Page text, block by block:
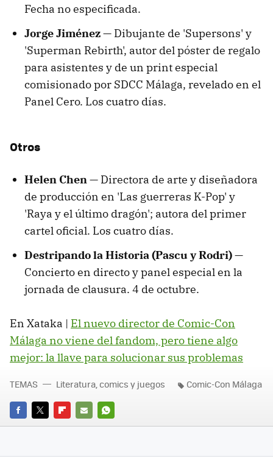
Fecha no especificada.
Jorge Jiménez — Dibujante de 'Supersons' y
'Superman Rebirth', autor del póster de regalo
para asistentes y de un print especial
comisionado por SDCC Málaga, revelado en el
Panel Cero. Los cuatro días.
Otros
Helen Chen — Directora de arte y diseñadora
de producción en 'Las guerreras K-Pop' y
'Raya y el último dragón'; autora del primer
cartel oficial. Los cuatro días.
Destripando la Historia (Pascu y Rodri)—
Concierto en directo y panel especial en la
jornada de clausura. 4 de octubre.
En Xataka | El nuevo director de Comic-Con
Málaga no viene del fandom, pero tiene algo
mejor: la llave para solucionar sus problemas
FACEBOOK
TWITTERFLIPBOARD
E-
WHATSAPP
TEMAS Literatura, comics y juegos Comic-Con Málaga